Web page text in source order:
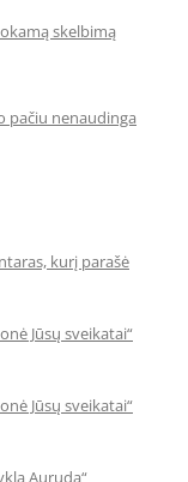
skelbimą
pačiu nenaudinga
kurį parašė
Jūsų sveikatai“
Jūsų sveikatai“
Auruda“